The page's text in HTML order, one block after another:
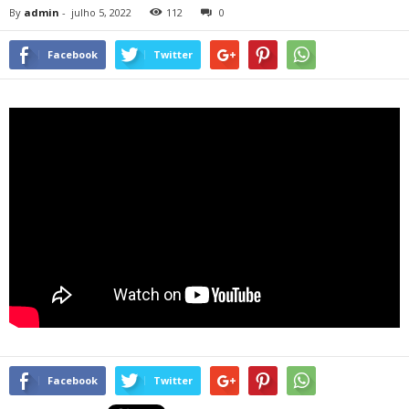
By admin - julho 5, 2022 112 0
Facebook Twitter
Facebook Twitter